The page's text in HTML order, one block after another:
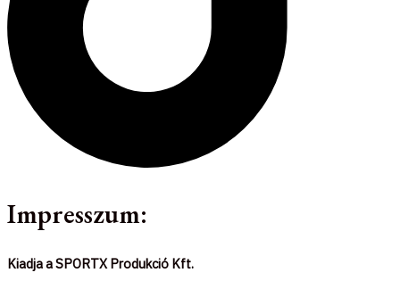
Impresszum:
Kiadja a SPORTX Produkció Kft.